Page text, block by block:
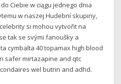
Ciebie w ciągu jednego dnia
w naszej Hudební skupiny,
si mohou vytvořit na
tak se svými fanoušky a
cymbalta 40 topamax high blood
safer mirtazapine and qtc
wel butrin and adhd.